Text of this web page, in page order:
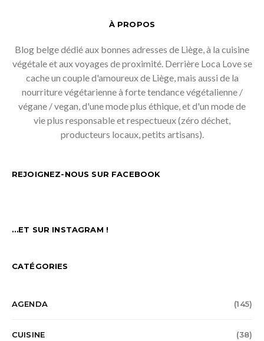
À PROPOS
Blog belge dédié aux bonnes adresses de Liège, à la cuisine
végétale et aux voyages de proximité. Derrière Loca Love se
cache un couple d'amoureux de Liège, mais aussi de la
nourriture végétarienne à forte tendance végétalienne /
végane / vegan, d'une mode plus éthique, et d'un mode de
vie plus responsable et respectueux (zéro déchet,
producteurs locaux, petits artisans).
REJOIGNEZ-NOUS SUR FACEBOOK
…ET SUR INSTAGRAM !
CATÉGORIES
AGENDA (145)
CUISINE (38)